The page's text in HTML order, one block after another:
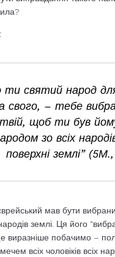
ти святий народ
свого, – тебе
щоб ти був
зо всіх
поверхні землі”
мав бути
землі. Ця його
виразніше побачимо –
всіх чоловіків всіх